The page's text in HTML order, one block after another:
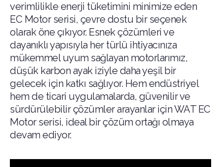
verimlilikle enerji tüketimini minimize eden
EC Motor serisi, çevre dostu bir seçenek
olarak öne çıkıyor. Esnek çözümleri ve
dayanıklı yapısıyla her türlü ihtiyacınıza
mükemmel uyum sağlayan motorlarımız,
düşük karbon ayak iziyle daha yeşil bir
gelecek için katkı sağlıyor. Hem endüstriyel
hem de ticari uygulamalarda, güvenilir ve
sürdürülebilir çözümler arayanlar için WAT EC
Motor serisi, ideal bir çözüm ortağı olmaya
devam ediyor.